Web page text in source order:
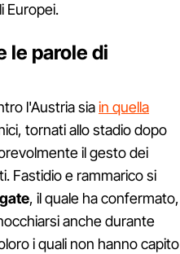
Europei.
le parole di
l'Austria siain quella
tornati allo stadio dopo
il gesto dei
Fastidio e rammarico si
, il quale ha confermato,
anche durante
i quali non hanno capito